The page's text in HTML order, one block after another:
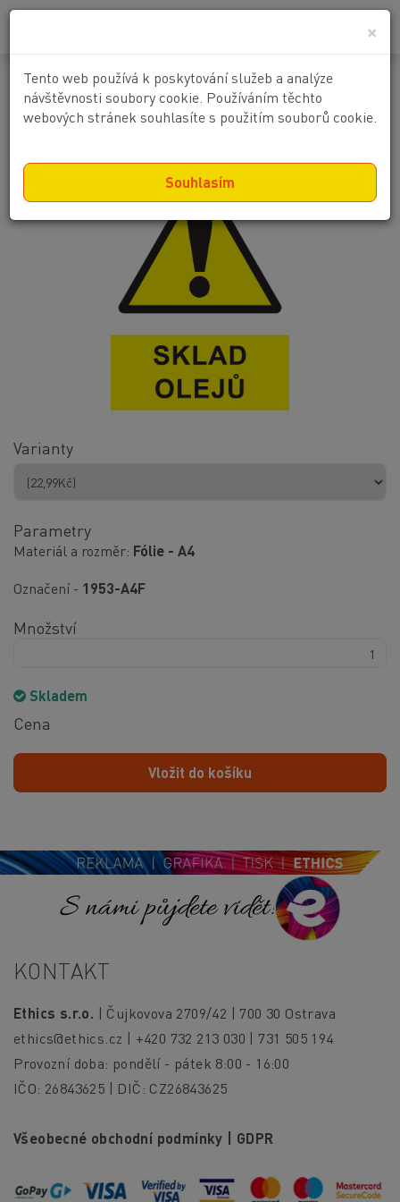
×
Tento web používá k poskytování služeb a analýze
návštěvnosti soubory cookie. Používáním těchto
webových stránek souhlasíte s použitím souborů cookie.
Souhlasím
Sklad olejů
Varianty
Parametry
Materiál a rozměr Fólie - A4
Označení - 1953-A4F
Množství
Skladem
Cena
Vložit do košíku
S námi půjdete vidět!
KONTAKT
Ethics s.r.o. | Čujkovova 2709/42 | 700 30 Ostrava
ethics@ethics.cz | +420 732 213 030 | 731 505 194
Provozní doba: pondělí - pátek 8:00 - 16:00
IČO: 26843625 | DIČ: CZ26843625
Všeobecné obchodní podmínky GDPR